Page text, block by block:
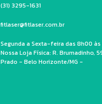
(31) 3295-1631
fitlaser@fitlaser.com.br
Segunda a Sexta-feira das 8h00 às
Nossa Loja Física: R. Brumadinho,
Prado - Belo Horizonte/MG -